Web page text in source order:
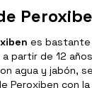
es bastante
partir de 12
agua y jabón,
Peroxiben con